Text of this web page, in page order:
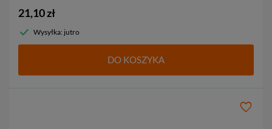
21,10 zł
Wysyłka: jutro
DO KOSZYKA